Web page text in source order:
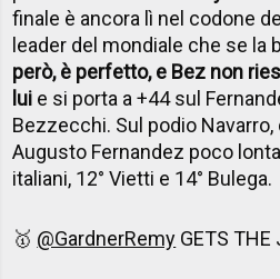
finale è ancora lì nel codone
leader del mondiale che se la
però, è perfetto, e Bez non
lui e si porta a +44 sul
Bezzecchi. Sul podio Navarro,
Augusto Fernandez poco
italiani, 12° Vietti e 14° Bulega.
🥇 @GardnerRemy GETS THE